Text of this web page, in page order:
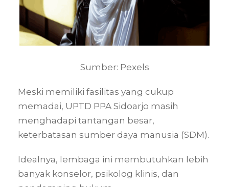
Sumber: Pexels
Meski memiliki fasilitas yang cukup
memadai, UPTD PPA Sidoarjo masih
menghadapi tantangan besar,
keterbatasan sumber daya manusia (SDM).
Idealnya, lembaga ini membutuhkan lebih
banyak konselor, psikolog klinis, dan